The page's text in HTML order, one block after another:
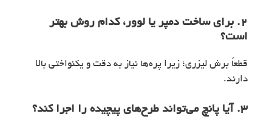
۲. برای ساخت دمپر یا لوور، کدام روش بهتر
است؟
قطعاً برش لیزری؛ زیرا پره‌ها نیاز به دقت و یکنواختی بالا
دارند.
۳. آیا پانچ می‌تواند طرح‌های پیچیده را اجرا کند؟